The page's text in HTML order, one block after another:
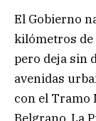
El Gobierno
kilómetros de
pero deja sin
avenidas
con el Tramo